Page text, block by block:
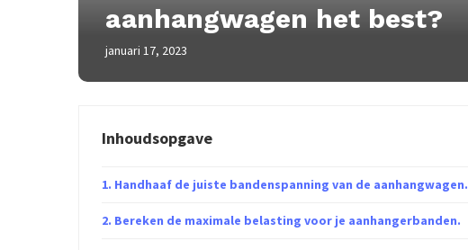
aanhangwagen het best?
januari 17, 2023
Inhoudsopgave
Handhaaf de juiste bandenspanning van de aanhangwagen.
Bereken de maximale belasting voor je aanhangerbanden.